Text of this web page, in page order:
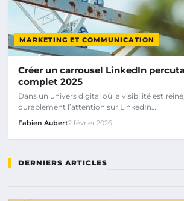
MARKETING ET COMMUNICATION
Créer un carrousel LinkedIn
complet 2025
Dans un univers digital où la visibilité est
durablement l’attention sur LinkedIn…
Fabien Aubert2 février 2026
DERNIERS ARTICLES